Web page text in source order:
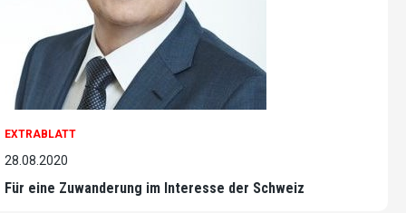
EXTRABLATT
28.08.2020
Für eine Zuwanderung im Interesse der Schweiz